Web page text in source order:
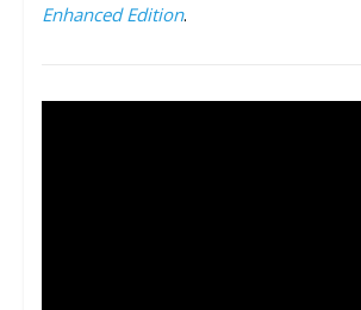
Enhanced Edition.